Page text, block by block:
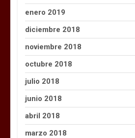
enero 2019
diciembre 2018
noviembre 2018
octubre 2018
julio 2018
junio 2018
abril 2018
marzo 2018